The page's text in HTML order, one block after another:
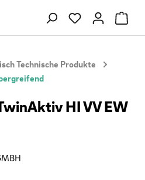
Du hast 0
Technische Produkte
HI VV EW